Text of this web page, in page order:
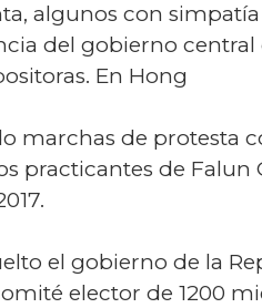
algunos con
del gobierno central
En Hong
marchas de protesta
practicantes de
el gobierno de la
elector de 1200